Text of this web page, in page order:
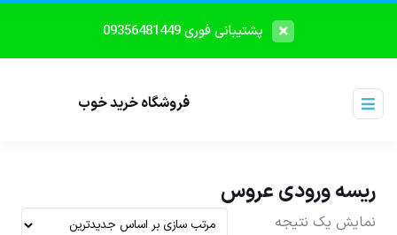
پشتیبانی فوری 09356481449
فروشگاه خرید خوب
ریسه ورودی عروس
نمایش یک نتیجه